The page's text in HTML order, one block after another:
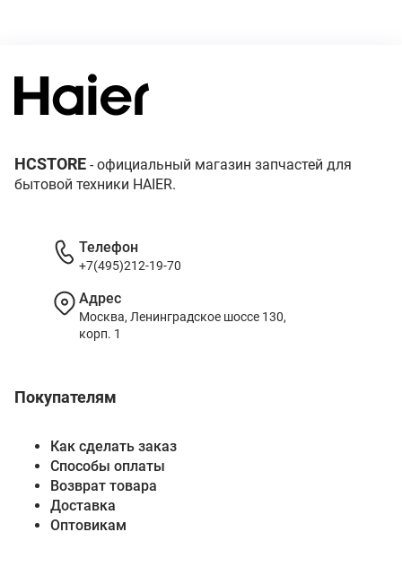
HCSTORE - официальный магазин запчастей для
бытовой техники HAIER.
Покупателям
Как сделать заказ
Способы оплаты
Возврат товара
Доставка
Оптовикам
Телефон
+7(495)212-19-70
Адрес
Москва, Ленинградское шоссе 130,
корп. 1